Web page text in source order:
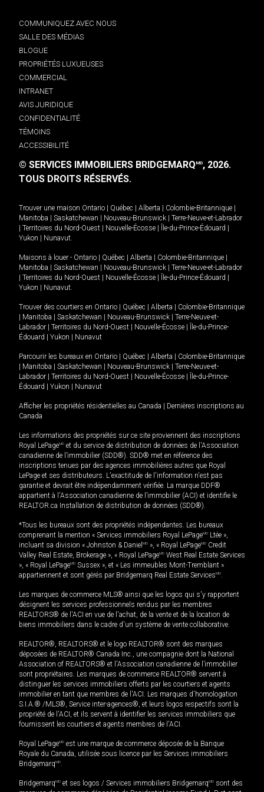
COMMUNIQUEZ AVEC NOUS
SALLE DES MÉDIAS
BLOGUE
PROPRIÉTÉS LUXUEUSES
COMMERCIAL
INTRANET
AVIS JURIDIQUE
CONFIDENTIALITÉ
TÉMOINS
ACCESSIBILITÉ
© SERVICES IMMOBILIERS BRIDGEMARQMD, 2026.
TOUS DROITS RÉSERVÉS.
Trouver une maison Ontario Québec Alberta Colombie-Britannique
Manitoba
Saskatchewan Nouveau-Brunswick
Terre-Neuve-et-Labrador
Territoires du Nord-Ouest Nouvelle-Écosse Île-du-Prince-Édouard
Yukon
Nunavut.
Maisons à louer - Ontario Québec Alberta Colombie-Britannique
Manitoba
Saskatchewan Nouveau-Brunswick
Terre-Neuve-et-Labrador
Territoires du Nord-Ouest Nouvelle-Écosse Île-du-Prince-Édouard
Yukon
Nunavut.
Trouver des courtiers en Ontario Québec Alberta
Colombie-Britannique
Manitoba Saskatchewan Nouveau-Brunswick
Terre-Neuve-et-
Labrador
Territoires du Nord-Ouest Nouvelle-Écosse
Île-du-Prince-
Édouard
Yukon Nunavut
Parcourir les bureaux en Ontario Québec Alberta
Colombie-Britannique
Manitoba Saskatchewan Nouveau-Brunswick
Terre-Neuve-et-
Labrador
Territoires du Nord-Ouest Nouvelle-Écosse
Île-du-Prince-
Édouard
Yukon Nunavut
Afficher les propriétés résidentielles au Canada
Dernières inscriptions au
Canada
Les informations des propriétés sur ce site proviennent des inscriptions
Royal LePageMD et du service de distribution de données de l'Association
canadienne de l’immobilier (SDD®). SDD® met en référence des
inscriptions tenues par des agences immobilières autres que Royal
LePage et ses distributeurs. L'exactitude de l'information n'est pas
garantie et devrait être indépendamment vérifiée. La marque DDF®
appartient à l'Association canadienne de l’immobilier (ACI) et identifie le
REALTOR.ca Installation de distribution de données (SDD®).
*Tous les bureaux sont des propriétés indépendantes. Les bureaux
comprenant la mention « Services immobiliers Royal LePageMD Ltée »,
incluant sa division « Johnston & Daniel MD », « Royal LePageMD Credit
Valley Real Estate, Brokerage », « Royal LePageMD West Real Estate Services
», « Royal LePageMD Sussex », et « Les immeubles Mont-Tremblant »
appartiennent et sont gérés par Bridgemarq Real Estate ServicesMD.
Les marques de commerce MLS® ainsi que les logos qui s'y rapportent
désignent les services professionnels rendus par les membres
REALTORS® de l'ACI en vue de l'achat, de la vente et de la location de
biens immobiliers dans le cadre d'un système de vente collaborative.
REALTOR®, REALTORS® et le logo REALTOR® sont des marques
déposées de REALTOR® Canada Inc., une compagnie dont la National
Association of REALTORS® et l'Association canadienne de l’immobilier
sont propriétaires. Les marques de commerce REALTOR® servent à
distinguer les services immobiliers offerts par les courtiers et agents
immobilier en tant que membres de l'ACI. Les marques d'homologation
S.I.A.® /MLS®, Service inter-agences®, et leurs logos respectifs sont la
propriété de l'ACI, et ils servent à identifier les services immobiliers que
fournissent les courtiers et agents membres de l'ACI.
Royal LePageMD est une marque de commerce déposée de la Banque
Royale du Canada, utilisée sous licence par les Services immobiliers
BridgemarqMD.
BridgemarqMD et ses logos / Services immobiliers BridgemarqMD sont des